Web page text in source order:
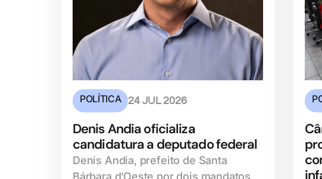
POLÍTICA 24 JUL 2026
Denis Andia oficializa
candidatura a deputado federal
Denis Andia, prefeito de Santa